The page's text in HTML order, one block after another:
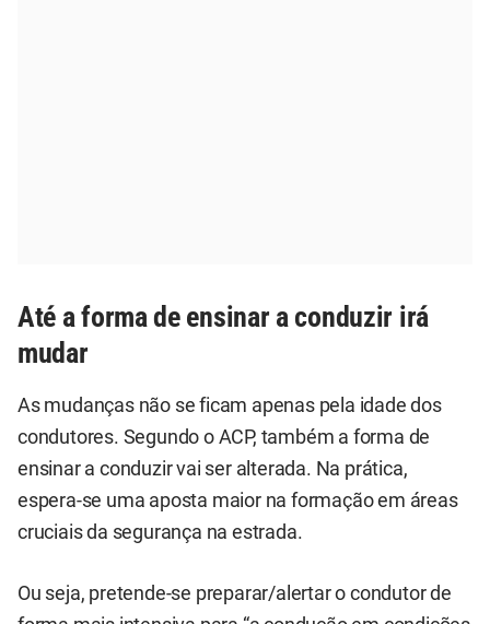
Até a forma de ensinar a conduzir irá
mudar
As mudanças não se ficam apenas pela idade dos
condutores. Segundo o ACP, também a forma de
ensinar a conduzir vai ser alterada. Na prática,
espera-se uma aposta maior na formação em áreas
cruciais da segurança na estrada.
Ou seja, pretende-se preparar/alertar o condutor de